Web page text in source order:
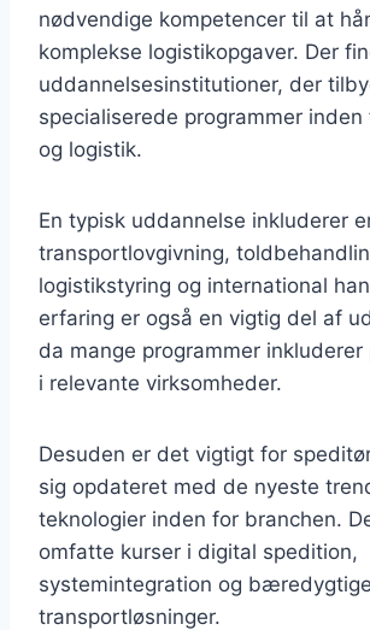
nødvendige kompetencer til at
komplekse logistikopgaver. Der
uddannelsesinstitutioner, der
specialiserede programmer
og logistik.
En typisk uddannelse inkluderer
transportlovgivning,
logistikstyring og international
erfaring er også en vigtig del af
da mange programmer inkluderer
i relevante virksomheder.
Desuden er det vigtigt for
sig opdateret med de nyeste
teknologier inden for branchen.
omfatte kurser i digital spedition,
systemintegration og bæredygtige
transportløsninger.